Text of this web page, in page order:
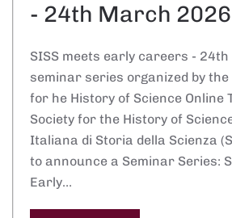
- 24th March 2026
SISS meets early careers -
seminar series organized by
for he History of Science Online
Society for the History of
Italiana di Storia della Scienza
to announce a Seminar Series:
Early…